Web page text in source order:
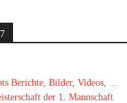
Berichte, Bilder, Videos, ...
der 1. Mannschaft